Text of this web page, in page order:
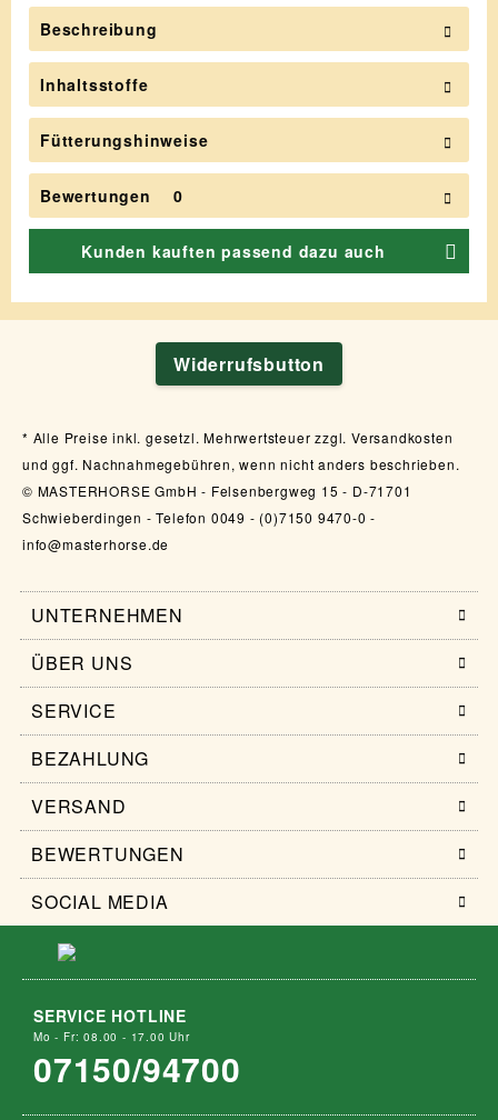
Beschreibung
Inhaltsstoffe
Fütterungshinweise
Bewertungen 0
Kunden kauften passend dazu auch
Widerrufsbutton
Alle Preise inkl. gesetzl. Mehrwertsteuer zzgl. Versandkosten
und ggf. Nachnahmegebühren, wenn nicht anders beschrieben.
© MASTERHORSE GmbH - Felsenbergweg 15 - D-71701
Schwieberdingen - Telefon 0049 - (0)7150 9470-0 -
info@masterhorse.de
UNTERNEHMEN
ÜBER UNS
SERVICE
BEZAHLUNG
VERSAND
BEWERTUNGEN
SOCIAL MEDIA
SERVICE HOTLINE
Mo - Fr: 08.00 - 17.00 Uhr
07150/94700